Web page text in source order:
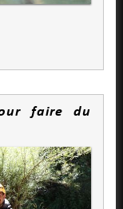
faire du